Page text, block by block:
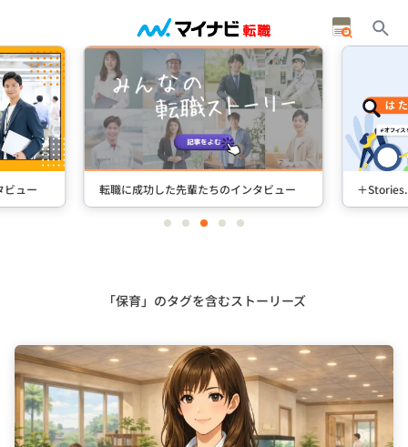
ビュー 転職に成功した先輩たちのインタビュー ＋
itemitemitemitemitem
「保育」のタグを含むストーリーズ